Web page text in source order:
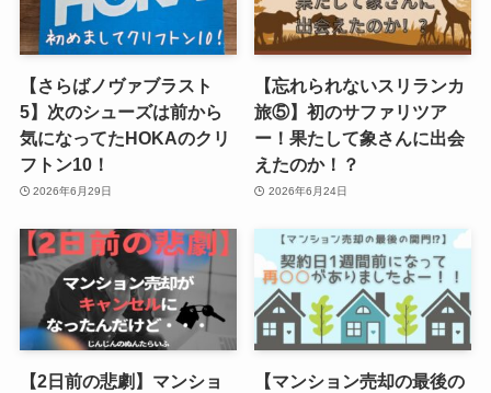
【さらばノヴァブラスト
5】次のシューズは前から
気になってたHOKAのクリ
フトン10！
2026年6月29日
【忘れられないスリランカ
旅⑤】初のサファリツア
ー！果たして象さんに出会
えたのか！？
2026年6月24日
【2日前の悲劇】マンショ
【マンション売却の最後の